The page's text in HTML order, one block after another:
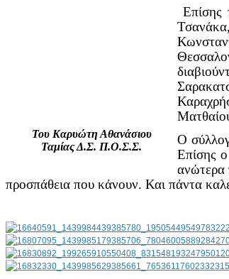
Του Καρυώτη Αθανάσιου
Ταμίας Δ.Σ. Π.Ο.Σ.Σ.
Ο
Επίσης
ανώτερα
προσπάθεια που κάνουν. Και πάντα